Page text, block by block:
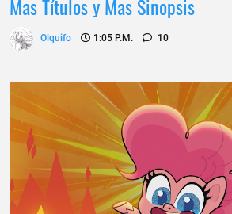
Mas Títulos y Mas Sinopsis
Olquifo 1:05 P.m. 10